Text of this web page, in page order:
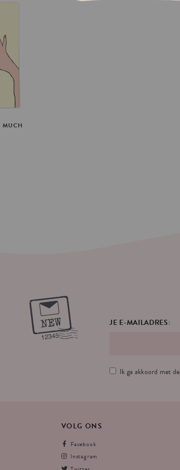
MUCH
JE E-MAILADRES:
Ik ga akkoord met de
VOLG ONS
Facebook
Instagram